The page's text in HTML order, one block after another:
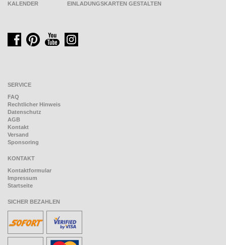
KALENDER EINLADUNGSKARTEN GESTALTEN
SERVICE
FAQ
Rechtlicher Hinweis
Datenschutz
AGB
Kontakt
Versand
Sponsoring
KONTAKT
Kontaktformular
Impressum
Startseite
SICHER BEZAHLEN